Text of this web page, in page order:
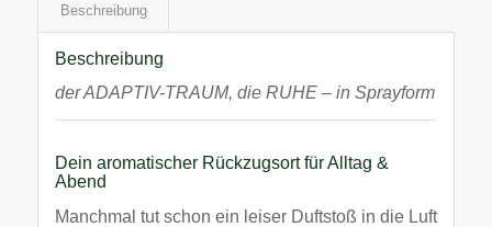
Beschreibung
Beschreibung
der ADAPTIV-TRAUM, die RUHE – in Sprayform
Dein aromatischer Rückzugsort für Alltag &
Abend
Manchmal tut schon ein leiser Duftstoß in die Luft